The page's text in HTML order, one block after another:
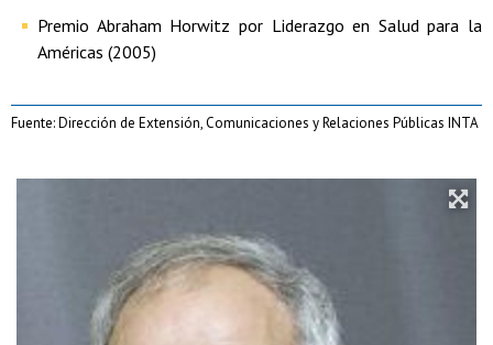
Premio Abraham Horwitz por Liderazgo en Salud para la
Américas (2005)
Fuente: Dirección de Extensión, Comunicaciones y Relaciones Públicas INTA